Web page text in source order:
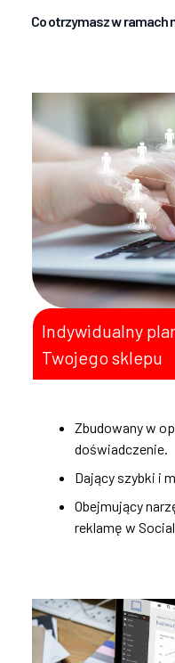
Co otrzymasz w ramach
Indywidualny
Twojego sklepu
Zbudowany w
doświadczenie.
Dający szybki i
Obejmujący
reklamę w